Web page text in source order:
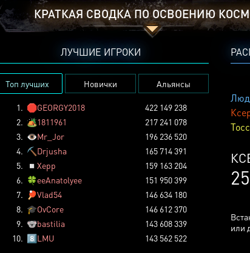
КРАТКАЯ СВОДКА ПО ОСВОЕНИЮ
или
ЛУЧШИЕ ИГРОКИ
Топ лучших Новички Альянсы
1. 🛑GEORGY2018
422 149 238
2. 🏕️1811961
217 241 078
3. 👁️Mr_Jor
196 236 520
4. ⛏️ Drjusha
165 714 391
5.
◽ Xepp
159 163 204
6. 🍀eeAnatolyee
151 950 399
7.
🏓Vlad54
146 634 180
8. 🎓OvCore
146 612 370
9. 🐨bastilia
143 608 339
10. 8️⃣LMU 143 562 522